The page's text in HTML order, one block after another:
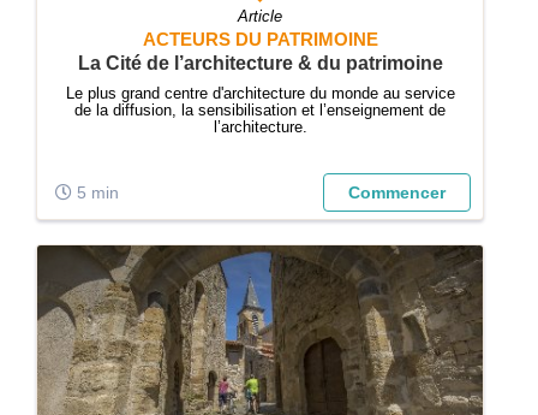
Article
ACTEURS DU PATRIMOINE
La Cité de l’architecture & du patrimoine
Le plus grand centre d'architecture du monde au service
de la diffusion, la sensibilisation et l’enseignement de
l’architecture.
5 min Commencer